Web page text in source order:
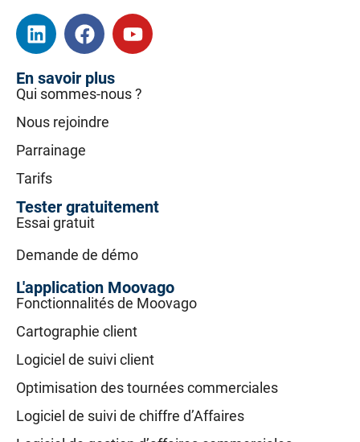
En savoir plus
Qui sommes-nous ?
Nous rejoindre
Parrainage
Tarifs
Tester gratuitement
Essai gratuit
Demande de démo
L'application Moovago
Fonctionnalités de Moovago
Cartographie client
Logiciel de suivi client
Optimisation des tournées commerciales
Logiciel de suivi de chiffre d’Affaires